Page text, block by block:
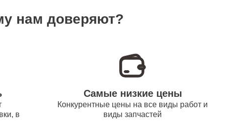
Bork
70
нам доверяют?
в
Самые низкие цены
Конкурентные цены на все виды работ и
виды запчастей